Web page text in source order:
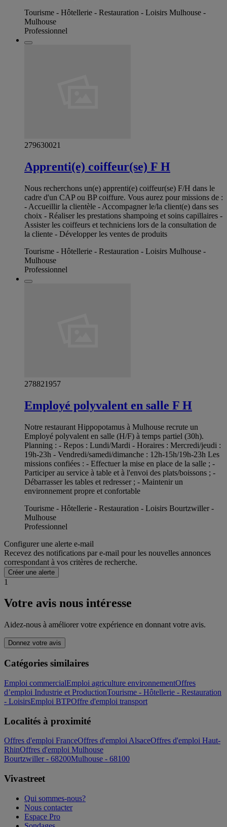
Tourisme - Hôtellerie - Restauration - Loisirs Mulhouse -
Mulhouse
Professionnel
279630021
Apprenti(e) coiffeur(se) F H
Nous recherchons un(e) apprenti(e) coiffeur(se) F/H dans le
cadre d'un CAP ou BP coiffure. Vous aurez pour missions de :
- Accueillir la clientèle - Accompagner le/la client(e) dans ses
choix - Réaliser les prestations shampoing et soins capillaires -
Assister les coiffeurs et techniciens lors de la consultation de
la cliente - Développer les ventes de produits
Tourisme - Hôtellerie - Restauration - Loisirs Mulhouse -
Mulhouse
Professionnel
278821957
Employé polyvalent en salle F H
Notre restaurant Hippopotamus à Mulhouse recrute un
Employé polyvalent en salle (H/F) à temps partiel (30h).
Planning : - Repos : Lundi/Mardi - Horaires : Mercredi/jeudi :
19h-23h - Vendredi/samedi/dimanche : 12h-15h/19h-23h Les
missions confiées : - Effectuer la mise en place de la salle ; -
Participer au service à table et à l'envoi des plats/boissons ; -
Débarrasser les tables et redresser ; - Maintenir un
environnement propre et confortable
Tourisme - Hôtellerie - Restauration - Loisirs Bourtzwiller -
Mulhouse
Professionnel
Configurer une alerte e-mail
Recevez des notifications par e-mail pour les nouvelles annonces
correspondant à vos critères de recherche.
Créer une alerte
1
Votre avis nous intéresse
Aidez-nous à améliorer votre expérience en donnant votre avis.
Donnez votre avis
Catégories similaires
Emploi commercialEmploi agriculture environnementOffres
d’emploi Industrie et ProductionTourisme - Hôtellerie - Restauration
- LoisirsEmploi BTPOffre d'emploi transport
Localités à proximité
Offres d'emploi FranceOffres d'emploi AlsaceOffres d'emploi Haut-
RhinOffres d'emploi Mulhouse
Bourtzwiller - 68200Mulhouse - 68100
Vivastreet
Qui sommes-nous?
Nous contacter
Espace Pro